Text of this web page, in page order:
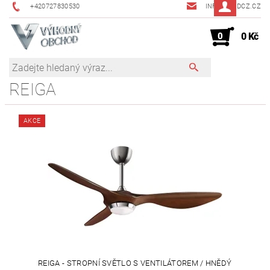
+420727830530 INFO@JMDCZ.CZ
0 0 Kč
REIGA
AKCE
REIGA - STROPNÍ SVĚTLO S VENTILÁTOREM / HNĚDÝ